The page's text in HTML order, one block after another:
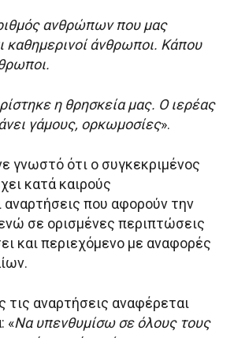
ανθρώπων που μας
καθημερινοί άνθρωποι. Κάπου
η θρησκεία μας. Ο ιερέας
γάμους, ορκωμοσίες».
γνωστό ότι ο συγκεκριμένος
κατά καιρούς
αναρτήσεις που αφορούν την
σε ορισμένες περιπτώσεις
και περιεχόμενο με αναφορές
τις αναρτήσεις αναφέρεται
«Να υπενθυμίσω σε όλους τους